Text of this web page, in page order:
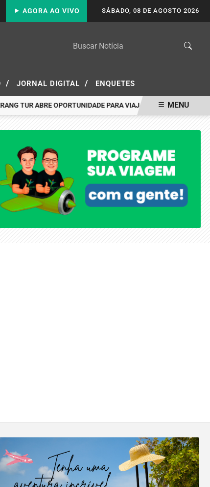
SÁBADO, 08 DE AGOSTO 2026
AGORA AO VIVO
/ JORNAL DIGITAL / ENQUETES
TUR ABRE OPORTUNIDADE PARA VIAJAR A PORTO SEGURO
MENU